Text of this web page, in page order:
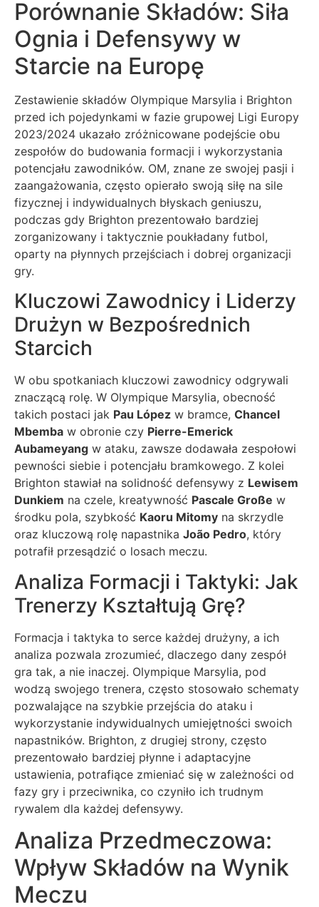
Porównanie Składów: Siła
Ognia i Defensywy w
Starcie na Europę
Zestawienie składów Olympique Marsylia i Brighton
przed ich pojedynkami w fazie grupowej Ligi Europy
2023/2024 ukazało zróżnicowane podejście obu
zespołów do budowania formacji i wykorzystania
potencjału zawodników. OM, znane ze swojej pasji i
zaangażowania, często opierało swoją siłę na sile
fizycznej i indywidualnych błyskach geniuszu,
podczas gdy Brighton prezentowało bardziej
zorganizowany i taktycznie poukładany futbol,
oparty na płynnych przejściach i dobrej organizacji
gry.
Kluczowi Zawodnicy i Liderzy
Drużyn w Bezpośrednich
Starcich
W obu spotkaniach kluczowi zawodnicy odgrywali
znaczącą rolę. W Olympique Marsylia, obecność
takich postaci jak Pau López w bramce, Chancel
Mbemba w obronie czy Pierre-Emerick
Aubameyang w ataku, zawsze dodawała zespołowi
pewności siebie i potencjału bramkowego. Z kolei
Brighton stawiał na solidność defensywy z Lewisem
Dunkiem na czele, kreatywność Pascale Große w
środku pola, szybkość Kaoru Mitomy na skrzydle
oraz kluczową rolę napastnika João Pedro, który
potrafił przesądzić o losach meczu.
Analiza Formacji i Taktyki: Jak
Trenerzy Kształtują Grę?
Formacja i taktyka to serce każdej drużyny, a ich
analiza pozwala zrozumieć, dlaczego dany zespół
gra tak, a nie inaczej. Olympique Marsylia, pod
wodzą swojego trenera, często stosowało schematy
pozwalające na szybkie przejścia do ataku i
wykorzystanie indywidualnych umiejętności swoich
napastników. Brighton, z drugiej strony, często
prezentowało bardziej płynne i adaptacyjne
ustawienia, potrafiące zmieniać się w zależności od
fazy gry i przeciwnika, co czyniło ich trudnym
rywalem dla każdej defensywy.
Analiza Przedmeczowa:
Wpływ Składów na Wynik
Meczu